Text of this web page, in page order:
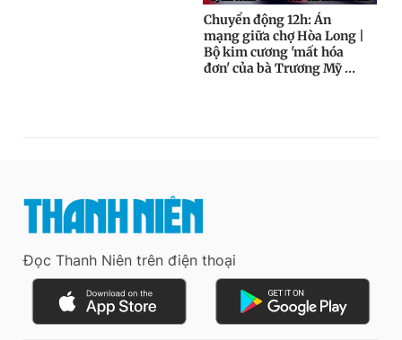
Đọc Thanh Niên trên điện thoại